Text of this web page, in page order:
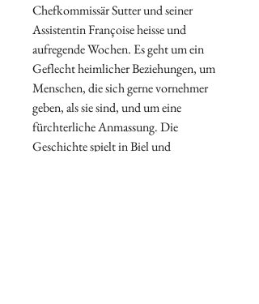
Chefkommissär Sutter und seiner
Assistentin Françoise heisse und
aufregende Wochen. Es geht um ein
Geflecht heimlicher Beziehungen, um
Menschen, die sich gerne vornehmer
geben, als sie sind, und um eine
fürchterliche Anmassung. Die
Geschichte spielt in Biel und